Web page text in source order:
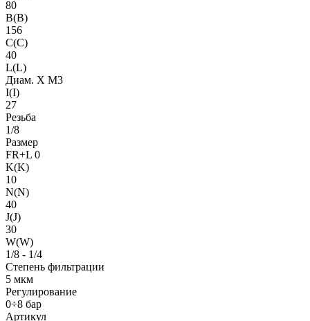
80
B(B)
156
C(C)
40
L(L)
Диам. X M3
I(I)
27
Резьба
1/8
Размер
FR+L 0
K(K)
10
N(N)
40
J(J)
30
W(W)
1/8 - 1/4
Степень фильтрации
5 мкм
Регулирование
0÷8 бар
Артикул